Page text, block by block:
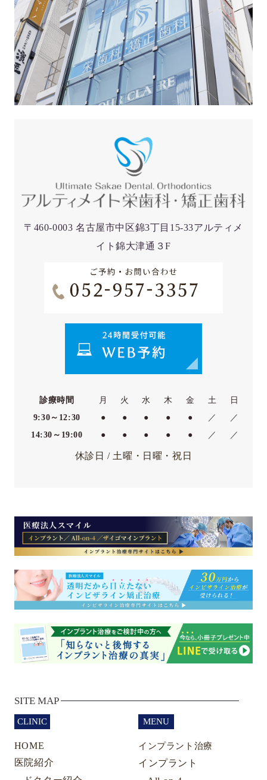
〒460-0003 名古屋市中区錦3丁目15-33アルティメ
イト錦大津通３F
診療時間 月 火 水 木 金 土
日
9:30～12:30
● ● ● ● ● ／
／
14:30～19:00
● ● ● ● ● ／ ／
休診日 / 土曜・日曜・祝日
SITE MAP
CLINIC
HOME
医院紹介
MENU
インプラント治療
インプラント